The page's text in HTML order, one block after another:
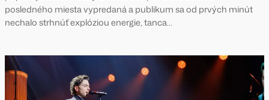
posledného miesta vypredaná a publikum sa od prvých minút
nechalo strhnúť explóziou energie, tanca…